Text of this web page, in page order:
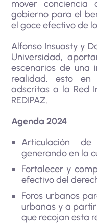
mover conciencia
gobierno para el
el goce efectivo de
Alfonso Insuasty y
Universidad,
escenarios de una
realidad, esto en
adscritas a la Red
REDIPAZ.
Agenda 2024
Articulación
generando en la
Fortalecer y
efectivo del
Foros urbanos
urbanas y a
que recojan esta